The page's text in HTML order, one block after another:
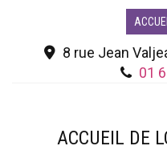
8 rue Jean
01
ACCUEIL DE